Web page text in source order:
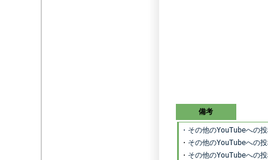
備考
・その他のYouTubeへの
・ その他のYouTubeへの
・ その他のYouTubeへの